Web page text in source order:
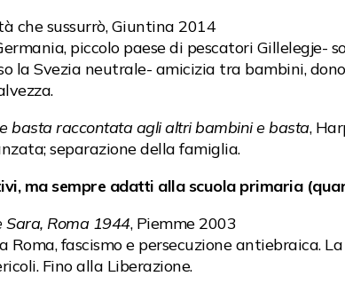
che sussurrò, Giuntina 2014
piccolo paese di pescatori Gillelegje-
la Svezia neutrale- amicizia tra bambini,
basta raccontata agli altri bambini e basta,
separazione della famiglia.
ma sempre adatti alla scuola primaria
Sara, Roma 1944, Piemme 2003
Roma, fascismo e persecuzione antiebraica.
Fino alla Liberazione.